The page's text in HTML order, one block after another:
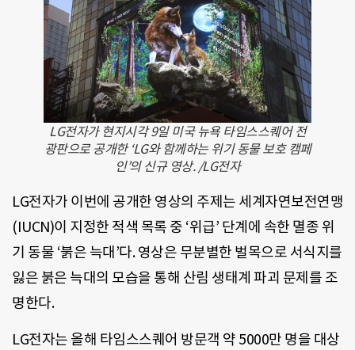
LG전자가 현지시각 9일 미국 뉴욕 타임스스퀘어 전
광판으로 공개한 ‘LG와 함께하는 위기 동물 보호 캠페
인’의 신규 영상. /LG전자
LG전자가 이번에 공개한 영상의 주제는 세계자연보전연맹
(IUCN)이 지정한 적색 목록 중 ‘위급’ 단계에 속한 멸종 위
기 동물 ‘붉은 늑대’다. 영상은 무분별한 벌목으로 서식지를
잃은 붉은 늑대의 모습을 통해 산림 생태계 파괴 문제를 조
명한다.
LG전자는 올해 타임스스퀘어 방문객 약 5000만 명을 대상